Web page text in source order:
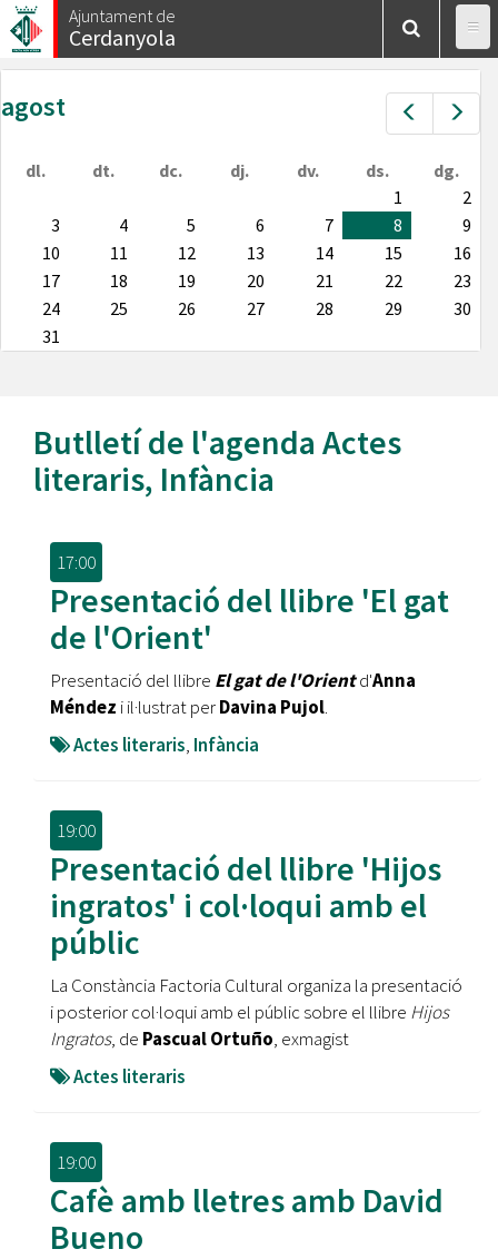
Vés
al
contingut
Ajuntament de
Cerdanyola
Prev
agost
dl. dt. dc. dj. dv. ds.
dg.
1
2
3
4 5 6 7 8
9
10
11 12 13 14 15
16
17
18 19 20 21 22
23
24
25 26 27 28 29
30
31
Butlletí de l'agenda Actes
literaris, Infància
17:00
Presentació del llibre 'El gat
de l'Orient'
Presentació del llibre El gat de l'Orientd'Anna
Méndez i il·lustrat perDavina Pujol.
Actes literaris, Infància
19:00
Presentació del llibre 'Hijos
ingratos' i col·loqui amb el
públic
La Constància Factoria Cultural organiza la presentació
i posterior col·loqui amb el públic sobre el llibre Hijos
Ingratos, de Pascual Ortuño, exmagist
Actes literaris
19:00
Cafè amb lletres amb David
Bueno